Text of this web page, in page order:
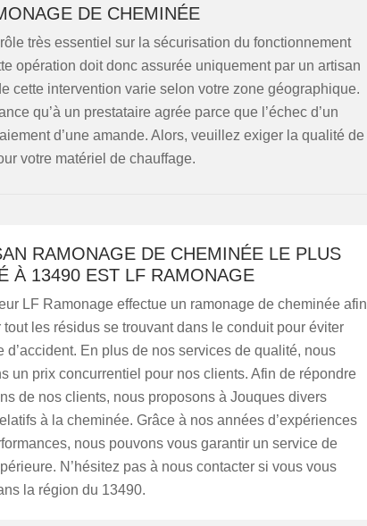
DE CHEMINÉE
très essentiel sur la sécurisation du fonctionnement
opération doit donc assurée uniquement par un artisan
cette intervention varie selon votre zone géographique.
qu’à un prestataire agrée parce que l’échec d’un
d’une amande. Alors, veuillez exiger la qualité de
votre matériel de chauffage.
RAMONAGE DE CHEMINÉE LE PLUS
À 13490 EST LF RAMONAGE
LF Ramonage effectue un ramonage de cheminée afin
tout les résidus se trouvant dans le conduit pour éviter
d’accident. En plus de nos services de qualité, nous
un prix concurrentiel pour nos clients. Afin de répondre
de nos clients, nous proposons à Jouques divers
à la cheminée. Grâce à nos années d’expériences
nous pouvons vous garantir un service de
N’hésitez pas à nous contacter si vous vous
la région du 13490.